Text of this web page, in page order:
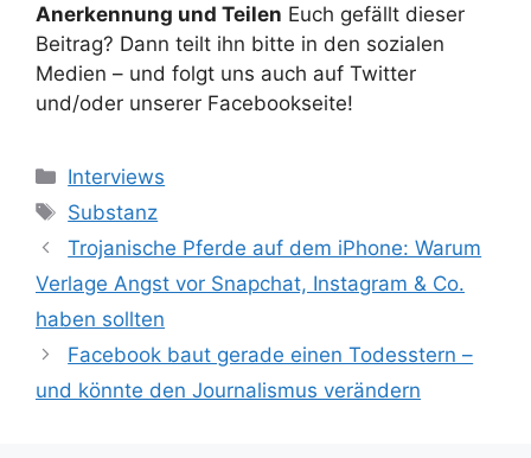
Anerkennung und Teilen Euch gefällt dieser
Beitrag? Dann teilt ihn bitte in den sozialen
Medien – und folgt uns auch auf Twitter
und/oder unserer Facebookseite!
Kategorien
Interviews
Schlagwörter
Substanz
Trojanische Pferde auf dem iPhone: Warum
Verlage Angst vor Snapchat, Instagram & Co.
haben sollten
Facebook baut gerade einen Todesstern –
und könnte den Journalismus verändern